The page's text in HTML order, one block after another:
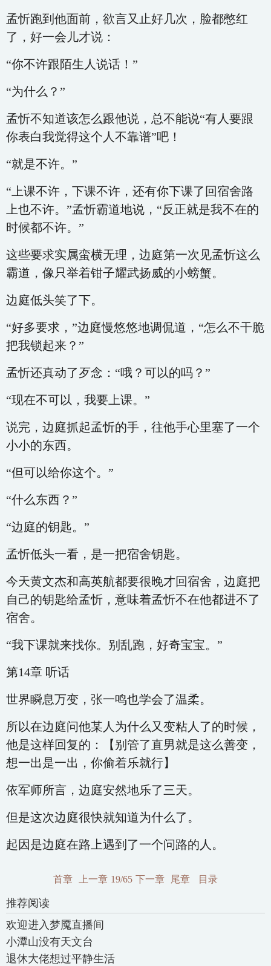
孟忻跑到他面前，欲言又止好几次，脸都憋红
了，好一会儿才说：
“你不许跟陌生人说话！”
“为什么？”
孟忻不知道该怎么跟他说，总不能说“有人要跟
你表白我觉得这个人不靠谱”吧！
“就是不许。”
“上课不许，下课不许，还有你下课了回宿舍路
上也不许。”孟忻霸道地说，“反正就是我不在的
时候都不许。”
这些要求实属蛮横无理，边庭第一次见孟忻这么
霸道，像只举着钳子耀武扬威的小螃蟹。
边庭低头笑了下。
“好多要求，”边庭慢悠悠地调侃道，“怎么不干脆
把我锁起来？”
孟忻还真动了歹念：“哦？可以的吗？”
“现在不可以，我要上课。”
说完，边庭抓起孟忻的手，往他手心里塞了一个
小小的东西。
“但可以给你这个。”
“什么东西？”
“边庭的钥匙。”
孟忻低头一看，是一把宿舍钥匙。
今天黄文杰和高英航都要很晚才回宿舍，边庭把
自己的钥匙给孟忻，意味着孟忻不在他都进不了
宿舍。
“我下课就来找你。别乱跑，好奇宝宝。”
第14章 听话
世界瞬息万变，张一鸣也学会了温柔。
所以在边庭问他某人为什么又变粘人了的时候，
他是这样回复的：【别管了直男就是这么善变，
想一出是一出，你偷着乐就行】
依军师所言，边庭安然地乐了三天。
但是这次边庭很快就知道为什么了。
起因是边庭在路上遇到了一个问路的人。
首章 上一章 19/65 下一章 尾章 目录
推荐阅读
欢迎进入梦魇直播间
小潭山没有天文台
退休大佬想过平静生活